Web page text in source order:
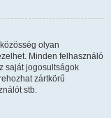
olyan
Minden felhasználó
saját jogosultságok
zártkörű
stb.